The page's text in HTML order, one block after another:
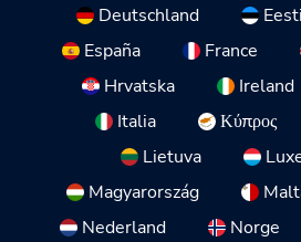
Deutschland
Eesti
España
France
Hrvatska
Ireland
Italia
Κύπρος
Lietuva
Magyarország
Nederland
Norge